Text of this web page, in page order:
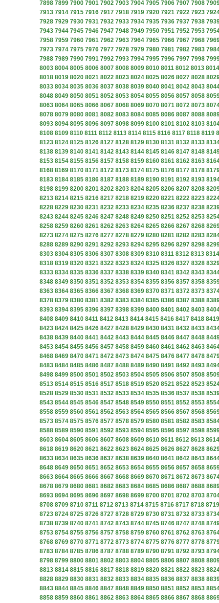
7898 7899 7900 7901 7902 7903 7904 7905 7906 7907 7908
7913 7914 7915 7916 7917 7918 7919 7920 7921 7922 7923
7928 7929 7930 7931 7932 7933 7934 7935 7936 7937 7938
7943 7944 7945 7946 7947 7948 7949 7950 7951 7952 7953
7958 7959 7960 7961 7962 7963 7964 7965 7966 7967 7968
7973 7974 7975 7976 7977 7978 7979 7980 7981 7982 7983
7988 7989 7990 7991 7992 7993 7994 7995 7996 7997 7998
8003 8004 8005 8006 8007 8008 8009 8010 8011 8012 8013 8014
8018 8019 8020 8021 8022 8023 8024 8025 8026 8027 8028
8033 8034 8035 8036 8037 8038 8039 8040 8041 8042 8043
8048 8049 8050 8051 8052 8053 8054 8055 8056 8057 8058
8063 8064 8065 8066 8067 8068 8069 8070 8071 8072 8073
8078 8079 8080 8081 8082 8083 8084 8085 8086 8087 8088
8093 8094 8095 8096 8097 8098 8099 8100 8101 8102 8103
8108 8109 8110 8111 8112 8113 8114 8115 8116 8117 8118 8119
8123 8124 8125 8126 8127 8128 8129 8130 8131 8132 8133
8138 8139 8140 8141 8142 8143 8144 8145 8146 8147 8148
8153 8154 8155 8156 8157 8158 8159 8160 8161 8162 8163
8168 8169 8170 8171 8172 8173 8174 8175 8176 8177 8178
8183 8184 8185 8186 8187 8188 8189 8190 8191 8192 8193
8198 8199 8200 8201 8202 8203 8204 8205 8206 8207 8208
8213 8214 8215 8216 8217 8218 8219 8220 8221 8222 8223
8228 8229 8230 8231 8232 8233 8234 8235 8236 8237 8238
8243 8244 8245 8246 8247 8248 8249 8250 8251 8252 8253
8258 8259 8260 8261 8262 8263 8264 8265 8266 8267 8268
8273 8274 8275 8276 8277 8278 8279 8280 8281 8282 8283
8288 8289 8290 8291 8292 8293 8294 8295 8296 8297 8298
8303 8304 8305 8306 8307 8308 8309 8310 8311 8312 8313 8314
8318 8319 8320 8321 8322 8323 8324 8325 8326 8327 8328
8333 8334 8335 8336 8337 8338 8339 8340 8341 8342 8343
8348 8349 8350 8351 8352 8353 8354 8355 8356 8357 8358
8363 8364 8365 8366 8367 8368 8369 8370 8371 8372 8373
8378 8379 8380 8381 8382 8383 8384 8385 8386 8387 8388
8393 8394 8395 8396 8397 8398 8399 8400 8401 8402 8403
8408 8409 8410 8411 8412 8413 8414 8415 8416 8417 8418 8419
8423 8424 8425 8426 8427 8428 8429 8430 8431 8432 8433
8438 8439 8440 8441 8442 8443 8444 8445 8446 8447 8448
8453 8454 8455 8456 8457 8458 8459 8460 8461 8462 8463
8468 8469 8470 8471 8472 8473 8474 8475 8476 8477 8478
8483 8484 8485 8486 8487 8488 8489 8490 8491 8492 8493
8498 8499 8500 8501 8502 8503 8504 8505 8506 8507 8508
8513 8514 8515 8516 8517 8518 8519 8520 8521 8522 8523
8528 8529 8530 8531 8532 8533 8534 8535 8536 8537 8538
8543 8544 8545 8546 8547 8548 8549 8550 8551 8552 8553
8558 8559 8560 8561 8562 8563 8564 8565 8566 8567 8568
8573 8574 8575 8576 8577 8578 8579 8580 8581 8582 8583
8588 8589 8590 8591 8592 8593 8594 8595 8596 8597 8598
8603 8604 8605 8606 8607 8608 8609 8610 8611 8612 8613 8614
8618 8619 8620 8621 8622 8623 8624 8625 8626 8627 8628
8633 8634 8635 8636 8637 8638 8639 8640 8641 8642 8643
8648 8649 8650 8651 8652 8653 8654 8655 8656 8657 8658
8663 8664 8665 8666 8667 8668 8669 8670 8671 8672 8673
8678 8679 8680 8681 8682 8683 8684 8685 8686 8687 8688
8693 8694 8695 8696 8697 8698 8699 8700 8701 8702 8703
8708 8709 8710 8711 8712 8713 8714 8715 8716 8717 8718 8719
8723 8724 8725 8726 8727 8728 8729 8730 8731 8732 8733
8738 8739 8740 8741 8742 8743 8744 8745 8746 8747 8748
8753 8754 8755 8756 8757 8758 8759 8760 8761 8762 8763
8768 8769 8770 8771 8772 8773 8774 8775 8776 8777 8778
8783 8784 8785 8786 8787 8788 8789 8790 8791 8792 8793
8798 8799 8800 8801 8802 8803 8804 8805 8806 8807 8808
8813 8814 8815 8816 8817 8818 8819 8820 8821 8822 8823
8828 8829 8830 8831 8832 8833 8834 8835 8836 8837 8838
8843 8844 8845 8846 8847 8848 8849 8850 8851 8852 8853
8858 8859 8860 8861 8862 8863 8864 8865 8866 8867 8868